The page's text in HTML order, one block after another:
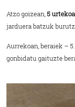
Atzo goizean,5
jarduera batzuk
Aurrekoan, beraiek –
gonbidatu gaituzte